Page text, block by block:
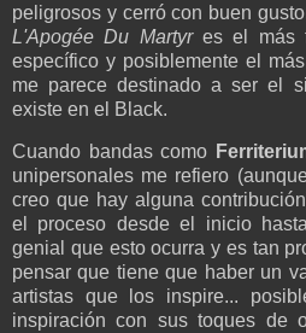
peligrosos y cerró con buen
L'Apogée Du Martyres el más
específico y posiblemente el
me parece destinado a ser el
existe en el Black.
Cuando bandas como
unipersonales me refiero
creo que hay alguna
el proceso desde el inicio
genial que esto ocurra y es tan
pensar que tiene que haber un
artistas que los inspire...
inspiración con sus toques de